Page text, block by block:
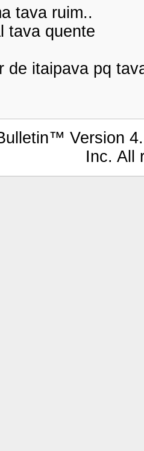
tava ruim..
tava quente
de itaipava pq
Version
Inc. All